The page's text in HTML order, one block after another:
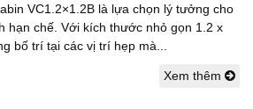
VC1.2×1.2B là lựa chọn lý tưởng cho
hạn chế. Với kích thước nhỏ gọn 1.2 x
bố trí tại các vị trí hẹp mà...
Xem thêm